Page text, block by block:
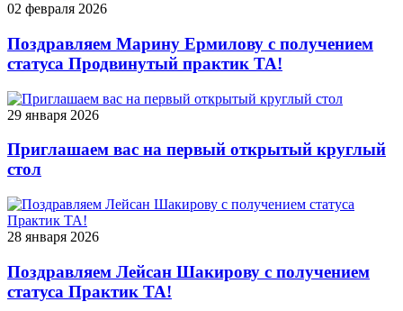
02 февраля 2026
Поздравляем Марину Ермилову с получением
статуса Продвинутый практик ТА!
29 января 2026
Приглашаем вас на первый открытый круглый
стол
28 января 2026
Поздравляем Лейсан Шакирову с получением
статуса Практик ТА!